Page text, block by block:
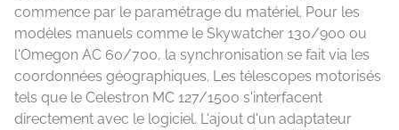
commence par le paramétrage du matériel. Pour les
modèles manuels comme le Skywatcher 130/900 ou
l'Omegon AC 60/700, la synchronisation se fait via les
coordonnées géographiques. Les télescopes motorisés
tels que le Celestron MC 127/1500 s'interfacent
directement avec le logiciel. L'ajout d'un adaptateur